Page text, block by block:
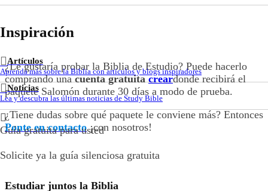
Inspiración
Artículos
Aprenda más sobre la Biblia con artículos y blogs inspiradores
Noticias
Lea y descubra las últimas noticias de Study Bible
Guía gratuita para usted
Solicite ya la guía silenciosa gratuita
¿Le gustaría probar la Biblia de Estudio? Puede hacerlo
comprando unacuenta gratuitacreardonde recibirá el
paquete Salomón durante 30 días a modo de prueba.
¿Tiene dudas sobre qué paquete le conviene más? Entonces
Ponte en contacto¡con nosotros!
Estudiar juntos la Biblia